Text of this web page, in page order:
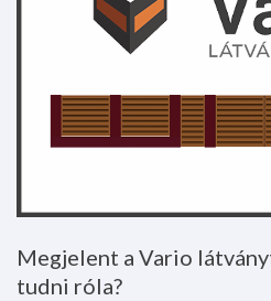
Megjelent a Vario
tudni róla?